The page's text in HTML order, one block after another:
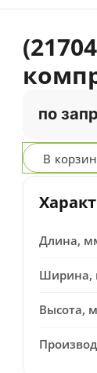
по
В
Длина,
Ширина,
Высота,